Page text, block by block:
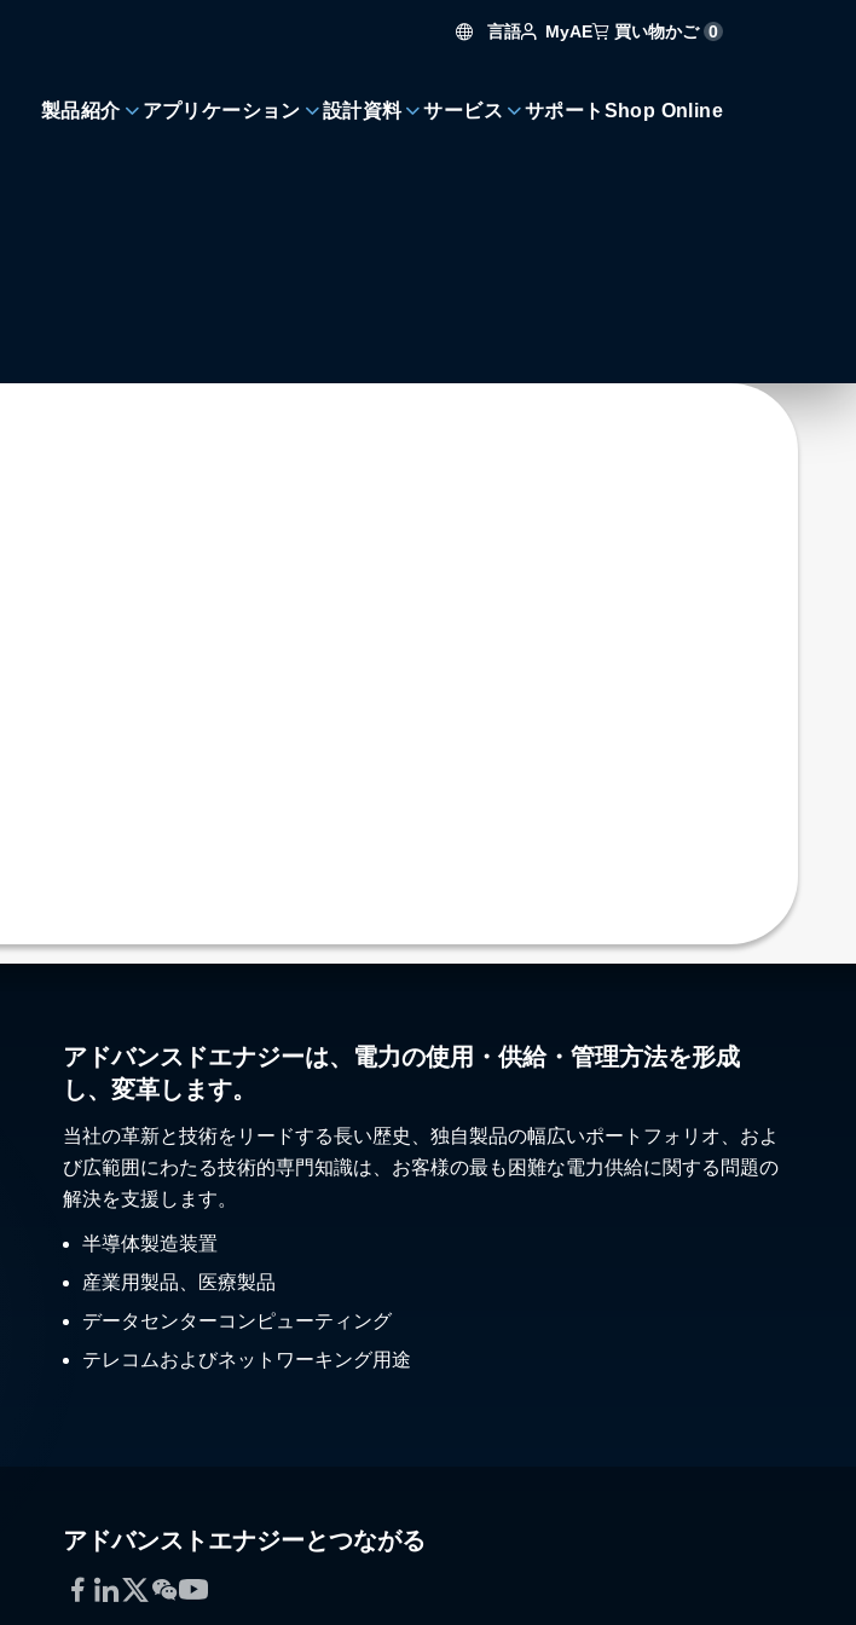
言語 MyAE 買い物かご 0
製品紹介 アプリケーション 設計資料 サービス サポート Shop Online
アドバンスドエナジーは、電力の使用・供給・管理方法を形成
し、変革します。
当社の革新と技術をリードする長い歴史、独自製品の幅広いポートフォリオ、およ
び広範囲にわたる技術的専門知識は、お客様の最も困難な電力供給に関する問題の
解決を支援します。
半導体製造装置
産業用製品、医療製品
データセンターコンピューティング
テレコムおよびネットワーキング用途
アドバンストエナジーとつながる
Facebook
LinkedIn
Twitter
WeChat
YouTube